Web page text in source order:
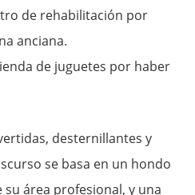
de rehabilitación por
anciana.
de juguetes por haber
desternillantes y
se basa en un hondo
área profesional, y una